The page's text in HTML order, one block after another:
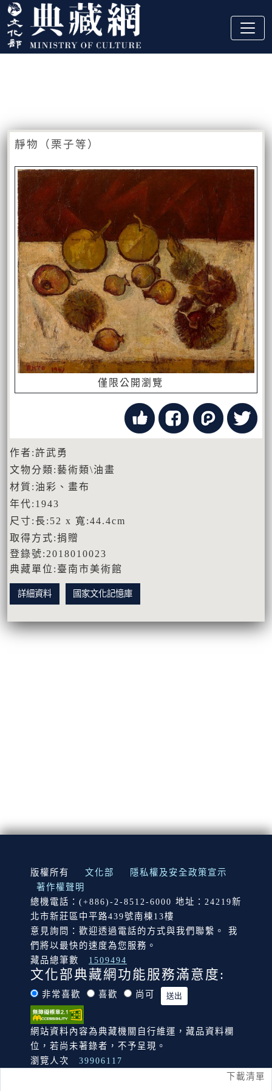
跳到主要內容
:::
下載清單
靜物（栗子等）
僅限公開瀏覽
作者:許武勇
文物分類:藝術類\油畫
材質:油彩、畫布
年代:1943
尺寸:長:52 x 寬:44.4cm
取得方式:捐贈
登錄號:2018010023
典藏單位:臺南市美術館
詳細資料 國家文化記憶庫
:::
版權所有 文化部
隱私權及安全政策宣示
著作權聲明
總機電話：(+886)-2-8512-6000 地址：24219新
北市新莊區中平路439號南棟13樓
意見詢問：歡迎透過電話的方式與我們聯繫。 我
們將以最快的速度為您服務。
藏品總筆數
1509494
文化部典藏網功能服務滿意度:
非常喜歡 喜歡 尚可
網站資料內容為典藏機關自行維運，藏品資料欄
位，若尚未著錄者，不予呈現。
瀏覽人次
39906117